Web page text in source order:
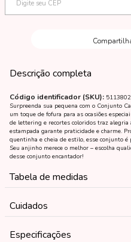
Descrição completa
Código identificador (SKU):
Surpreenda sua pequena com o Conjunto
um toque de fofura para as ocasiões
de lettering e recortes coloridos traz alegria
estampada garante praticidade e charme.
quentinha e cheia de estilo, esse conjunto
Seu anjinho merece o melhor – escolha
desse conjunto encantador!
Tabela de medidas
Cuidados
Especificações